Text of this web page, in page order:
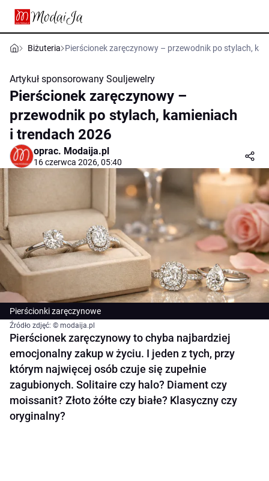
Biżuteria Pierścionek zaręczynowy – przewodnik po stylach,
Artykuł sponsorowany Souljewelry
Pierścionek zaręczynowy –
przewodnik po stylach, kamieniach
i trendach 2026
oprac. Modaija.pl
16 czerwca 2026, 05:40
Pierścionki zaręczynowe
Źródło zdjęć: © modaija.pl
Pierścionek zaręczynowy to chyba najbardziej
emocjonalny zakup w życiu. I jeden z tych, przy
którym najwięcej osób czuje się zupełnie
zagubionych. Solitaire czy halo? Diament czy
moissanit? Złoto żółte czy białe? Klasyczny czy
oryginalny?